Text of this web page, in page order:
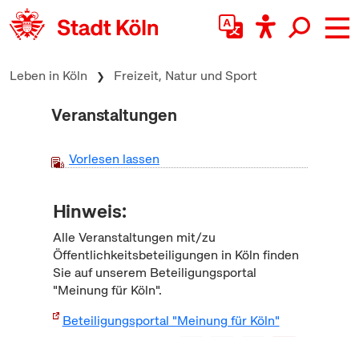
zum Inhalt springen
Leben in Köln Freizeit, Natur und Sport
Veranstaltungen
Vorlesen lassen
Hinweis:
Alle Veranstaltungen mit/zu
Öffentlichkeitsbeteiligungen in Köln finden
Sie auf unserem Beteiligungsportal
"Meinung für Köln".
Beteiligungsportal "Meinung für Köln"